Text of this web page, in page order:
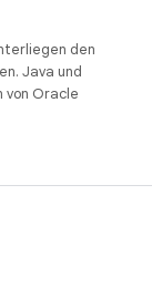
den
Java und
von Oracle